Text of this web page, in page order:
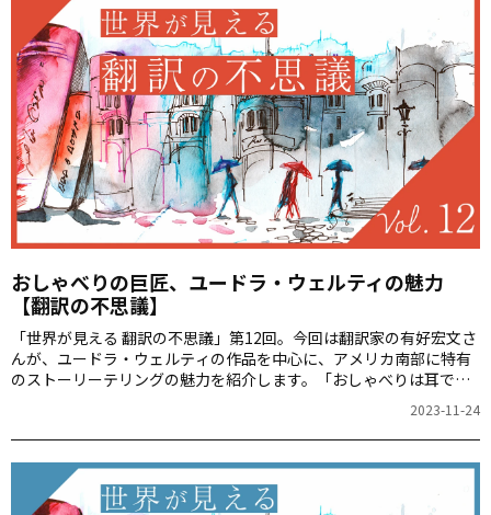
おしゃべりの巨匠、ユードラ・ウェルティの魅力
【翻訳の不思議】
「世界が見える 翻訳の不思議」第12回。今回は翻訳家の有好宏文さ
んが、ユードラ・ウェルティの作品を中心に、アメリカ南部に特有
のストーリーテリングの魅力を紹介します。「おしゃべりは耳で書
2023-11-24